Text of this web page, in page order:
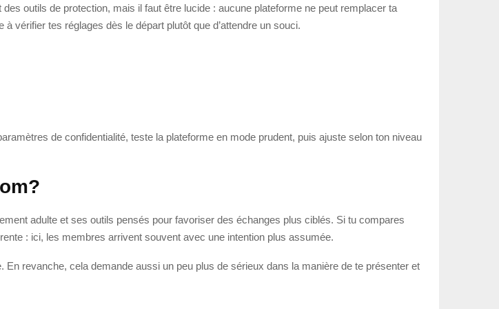
outils de protection, mais il faut être lucide : aucune plateforme ne peut remplacer ta
vérifier tes réglages dès le départ plutôt que d’attendre un souci.
de confidentialité, teste la plateforme en mode prudent, puis ajuste selon ton niveau
adulte et ses outils pensés pour favoriser des échanges plus ciblés. Si tu compares
: ici, les membres arrivent souvent avec une intention plus assumée.
revanche, cela demande aussi un peu plus de sérieux dans la manière de te présenter et